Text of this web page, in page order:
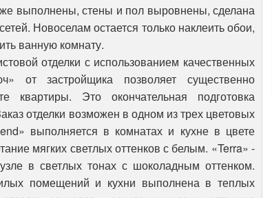
выполнены, стены и пол выровнены, сделана
Новоселам остается только наклеить обои,
ванную комнату.
отделки с использованием качественных
от застройщика позволяет существенно
квартиры. Это окончательная подготовка
отделки возможен в одном из трех цветовых
выполняется в комнатах и кухне в цвете
мягких светлых оттенков с белым. «Terra» -
в светлых тонах с шоколадным оттенком.
помещений и кухни выполнена в теплых